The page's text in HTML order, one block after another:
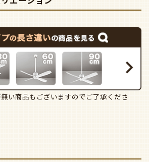
い商品もございますのでご了承くださ